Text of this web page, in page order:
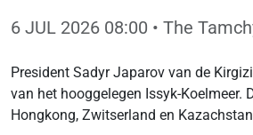
6 JUL 2026 08:00 • The
President Sadyr Japarov van de
van het hooggelegen Issyk-Koelmeer.
Hongkong, Zwitserland en